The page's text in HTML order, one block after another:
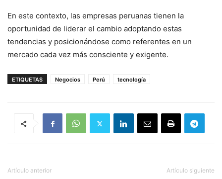
En este contexto, las empresas peruanas tienen la
oportunidad de liderar el cambio adoptando estas
tendencias y posicionándose como referentes en un
mercado cada vez más consciente y exigente.
ETIQUETAS Negocios Perú tecnología
Artículo anterior Artículo siguiente